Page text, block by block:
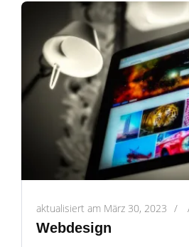
aktualisiert am März 30, 2023 /
Webdesign